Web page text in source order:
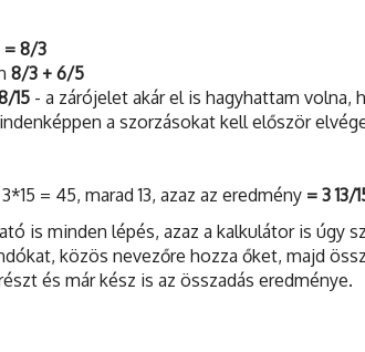
= 8/3
8/3 + 6/5
15 - a zárójelet akár el is hagyhattam volna,
a szorzásokat kell először
= 45, marad 13, azaz az eredmény = 3 13/
is minden lépés, azaz a kalkulátor is úgy
közös nevezőre hozza őket, majd
és már kész is az összadás eredménye.